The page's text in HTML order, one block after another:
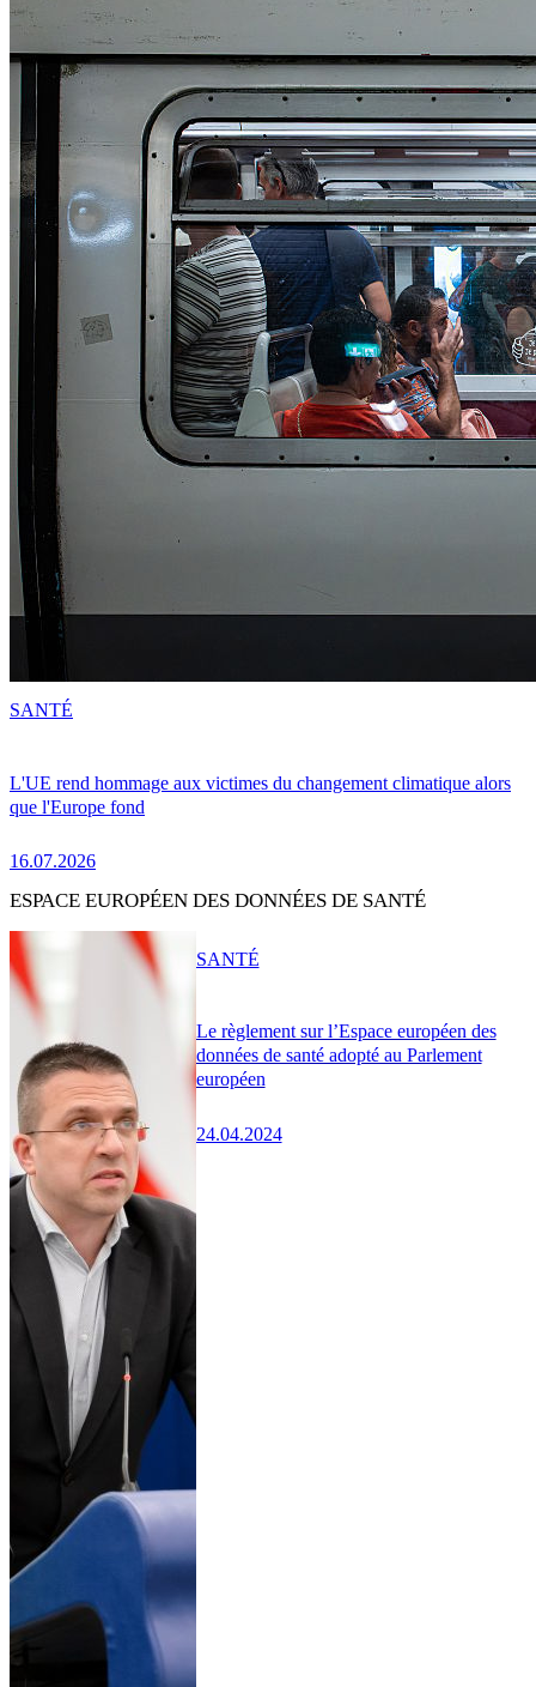
L'UE rend hommage aux victimes du changement climatique alors
que l'Europe fond
16.07.2026
SANTÉ
ESPACE EUROPÉEN DES DONNÉES DE SANTÉ
Le règlement sur l’Espace européen des
données de santé adopté au Parlement
européen
24.04.2024
SANTÉ